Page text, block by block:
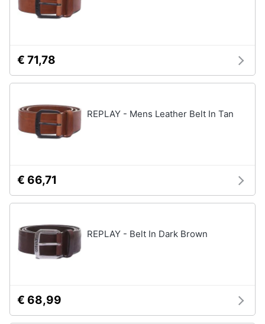
€ 71,78
REPLAY - Mens Leather Belt In Tan
€ 66,71
REPLAY - Belt In Dark Brown
€ 68,99